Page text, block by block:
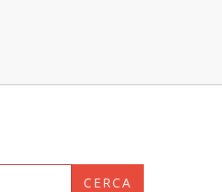
CERCA